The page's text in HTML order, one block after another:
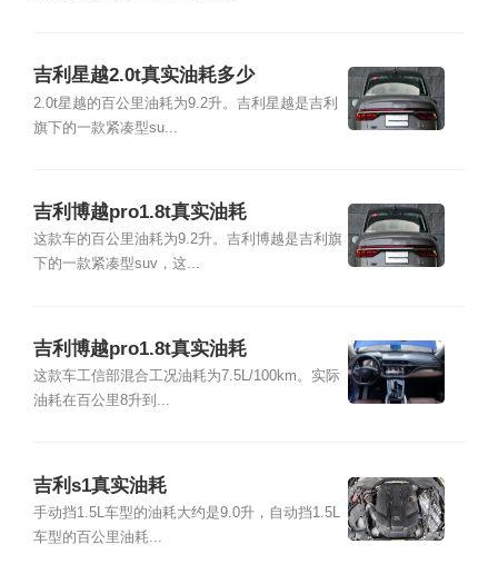
吉利星越2.0t真实油耗多少
2.0t星越的百公里油耗为9.2升。吉利星越是吉利
旗下的一款紧凑型su...
吉利博越pro1.8t真实油耗
这款车的百公里油耗为9.2升。吉利博越是吉利旗
下的一款紧凑型suv，这...
吉利博越pro1.8t真实油耗
这款车工信部混合工况油耗为7.5L/100km。实际
油耗在百公里8升到...
吉利s1真实油耗
手动挡1.5L车型的油耗大约是9.0升，自动挡1.5L
车型的百公里油耗...